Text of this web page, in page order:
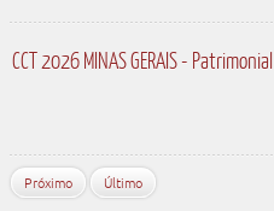
CCT 2026 MINAS GERAIS - Patrimonial
Próximo Último